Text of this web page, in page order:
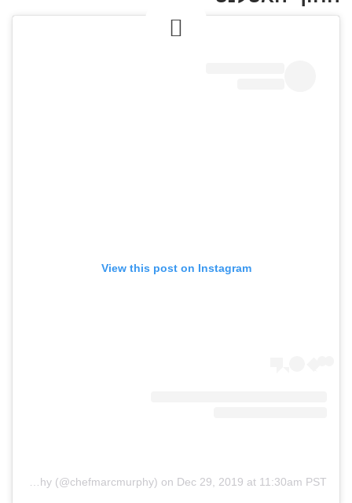
View this post on Instagram
on Dec 29, 2019 at 11:30am PST